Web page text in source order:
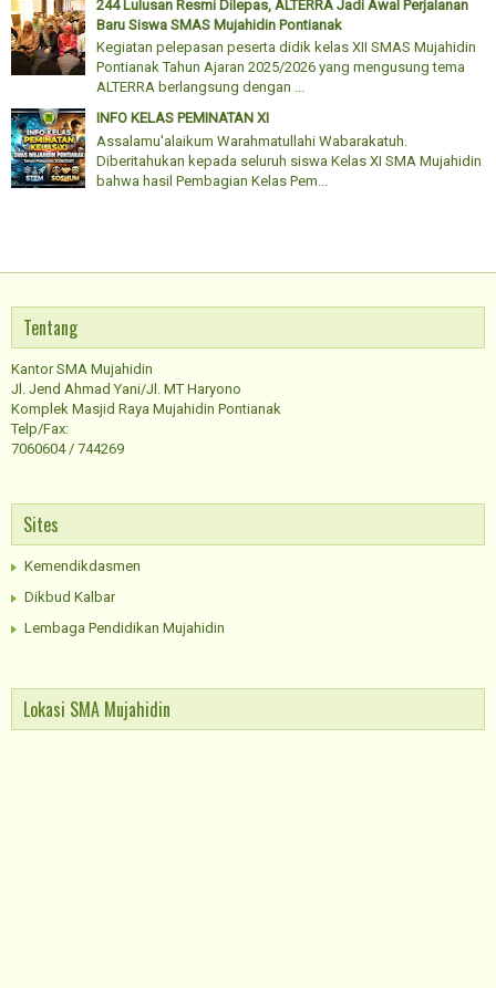
244 Lulusan Resmi Dilepas, ALTERRA Jadi Awal Perjalanan
Baru Siswa SMAS Mujahidin Pontianak
Kegiatan pelepasan peserta didik kelas XII SMAS Mujahidin
Pontianak Tahun Ajaran 2025/2026 yang mengusung tema
ALTERRA berlangsung dengan ...
INFO KELAS PEMINATAN XI
Assalamu'alaikum Warahmatullahi Wabarakatuh.
Diberitahukan kepada seluruh siswa Kelas XI SMA Mujahidin
bahwa hasil Pembagian Kelas Pem...
Tentang
Kantor SMA Mujahidin
Jl. Jend Ahmad Yani/Jl. MT Haryono
Komplek Masjid Raya Mujahidin Pontianak
Telp/Fax:
7060604 / 744269
Sites
Kemendikdasmen
Dikbud Kalbar
Lembaga Pendidikan Mujahidin
Lokasi SMA Mujahidin